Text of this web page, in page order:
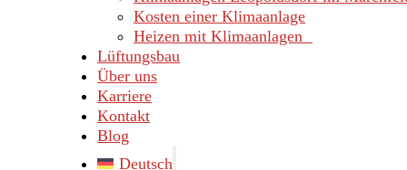
Kosten einer Klimaanlage
Heizen mit Klimaanlagen
Lüftungsbau
Über uns
Karriere
Kontakt
Blog
Deutsch